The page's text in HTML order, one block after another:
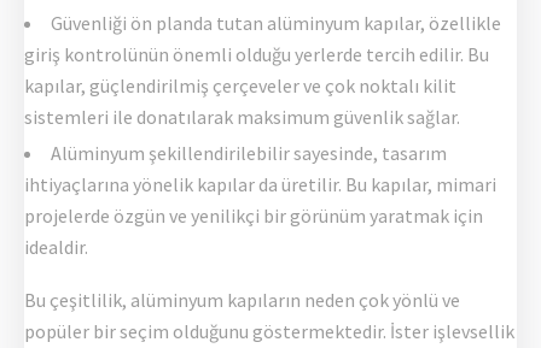
Güvenliği ön planda tutan alüminyum kapılar, özellikle
giriş kontrolünün önemli olduğu yerlerde tercih edilir. Bu
kapılar, güçlendirilmiş çerçeveler ve çok noktalı kilit
sistemleri ile donatılarak maksimum güvenlik sağlar.
Alüminyum şekillendirilebilir sayesinde, tasarım
ihtiyaçlarına yönelik kapılar da üretilir. Bu kapılar, mimari
projelerde özgün ve yenilikçi bir görünüm yaratmak için
idealdir.
Bu çeşitlilik, alüminyum kapıların neden çok yönlü ve
popüler bir seçim olduğunu göstermektedir. İster işlevsellik